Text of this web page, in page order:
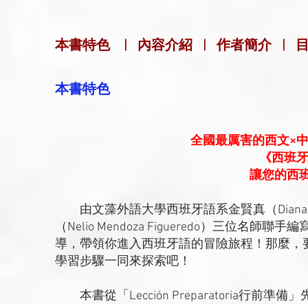
本書特色 | 內容介紹 | 作者簡介 |
本書特色
全國最厲害的西文×
《西班
讓您的西
由文藻外語大學西班牙語系金賢真（Diana
（Nelio Mendoza Figueredo）三位名師聯手
導，帶領你進入西班牙語的冒險旅程！那麼
學習步驟一同來探索吧！
本書從「Lección Preparatoria行前準備」